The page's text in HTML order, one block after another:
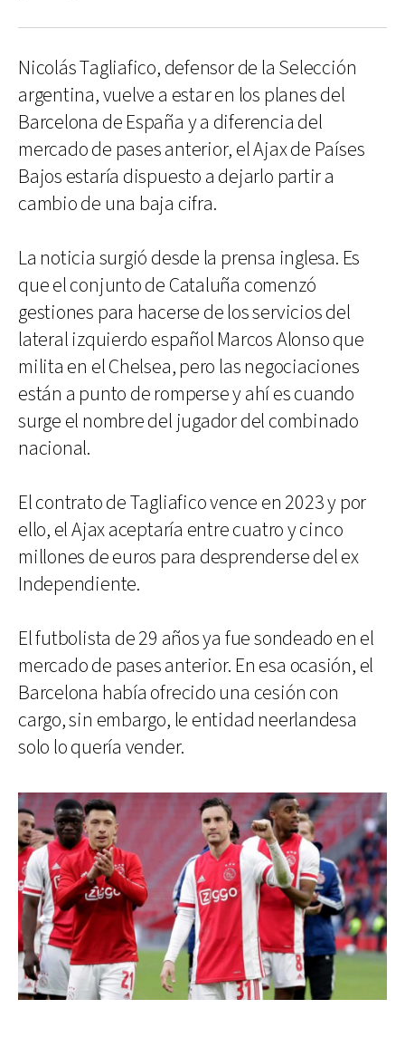
Nicolás Tagliafico, defensor de la Selección
argentina, vuelve a estar en los planes del
Barcelona de España y a diferencia del
mercado de pases anterior, el Ajax de Países
Bajos estaría dispuesto a dejarlo partir a
cambio de una baja cifra.
La noticia surgió desde la prensa inglesa. Es
que el conjunto de Cataluña comenzó
gestiones para hacerse de los servicios del
lateral izquierdo español Marcos Alonso que
milita en el Chelsea, pero las negociaciones
están a punto de romperse y ahí es cuando
surge el nombre del jugador del combinado
nacional.
El contrato de Tagliafico vence en 2023 y por
ello, el Ajax aceptaría entre cuatro y cinco
millones de euros para desprenderse del ex
Independiente.
El futbolista de 29 años ya fue sondeado en el
mercado de pases anterior. En esa ocasión, el
Barcelona había ofrecido una cesión con
cargo, sin embargo, le entidad neerlandesa
solo lo quería vender.